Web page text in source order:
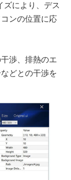
により、デス
ンの位置に応
渉、排熱のエ
どとの干渉を